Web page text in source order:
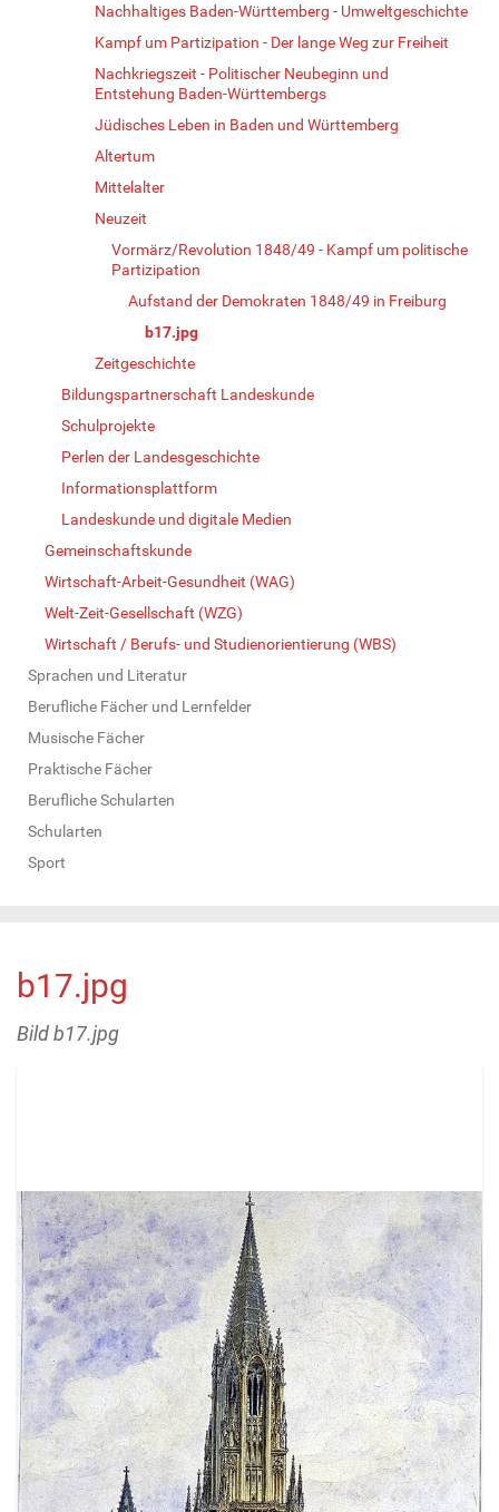
Nachhaltiges Baden-Württemberg - Umweltgeschichte
Kampf um Partizipation - Der lange Weg zur Freiheit
Nachkriegszeit - Politischer Neubeginn und
Entstehung Baden-Württembergs
Jüdisches Leben in Baden und Württemberg
Altertum
Mittelalter
Neuzeit
Vormärz/Revolution 1848/49 - Kampf um politische
Partizipation
Aufstand der Demokraten 1848/49 in Freiburg
b17.jpg
Zeitgeschichte
Bildungspartnerschaft Landeskunde
Schulprojekte
Perlen der Landesgeschichte
Informationsplattform
Landeskunde und digitale Medien
Gemeinschaftskunde
Wirtschaft-Arbeit-Gesundheit (WAG)
Welt-Zeit-Gesellschaft (WZG)
Wirtschaft / Berufs- und Studienorientierung (WBS)
Sprachen und Literatur
Berufliche Fächer und Lernfelder
Musische Fächer
Praktische Fächer
Berufliche Schularten
Schularten
Sport
b17.jpg
Bild b17.jpg